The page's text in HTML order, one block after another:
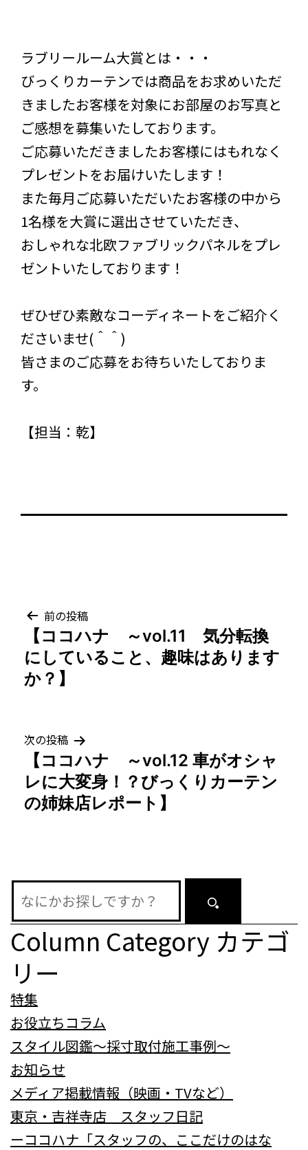
ラブリールーム大賞とは・・・
びっくりカーテンでは商品をお求めいただ
きましたお客様を対象にお部屋のお写真と
ご感想を募集いたしております。
ご応募いただきましたお客様にはもれなく
プレゼントをお届けいたします！
また毎月ご応募いただいたお客様の中から
1名様を大賞に選出させていただき、
おしゃれな北欧ファブリックパネルをプレ
ゼントいたしております！
ぜひぜひ素敵なコーディネートをご紹介く
ださいませ(＾＾)
皆さまのご応募をお待ちいたしておりま
す。
【担当：乾】
投
稿
ナ
ゲ
ー
シ
ン
前の投稿
【ココハナ ～vol.11 気分転換
にしていること、趣味はあります
か？】
次の投稿
【ココハナ ～vol.12 車がオシャ
レに大変身！？びっくりカーテン
の姉妹店レポート】
Column Category カテゴ
リー
特集
お役立ちコラム
スタイル図鑑～採寸取付施工事例～
お知らせ
メディア掲載情報（映画・TVなど）
東京・吉祥寺店 スタッフ日記
ーココハナ「スタッフの、ここだけのはな